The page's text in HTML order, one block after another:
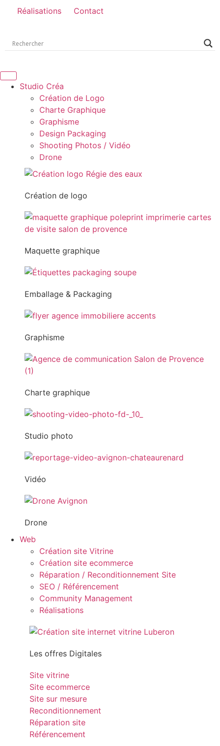
Réalisations Contact
Studio Créa
Création de Logo
Charte Graphique
Graphisme
Design Packaging
Shooting Photos / Vidéo
Drone
Création de logo
Maquette graphique
Emballage & Packaging
Graphisme
Charte graphique
Studio photo
Vidéo
Drone
Web
Création site Vitrine
Création site ecommerce
Réparation / Reconditionnement Site
SEO / Référencement
Community Management
Réalisations
Les offres Digitales
Site vitrine
Site ecommerce
Site sur mesure
Reconditionnement
Réparation site
Référencement